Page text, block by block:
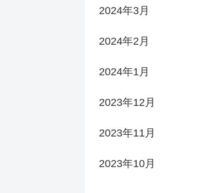
2024年3月
2024年2月
2024年1月
2023年12月
2023年11月
2023年10月